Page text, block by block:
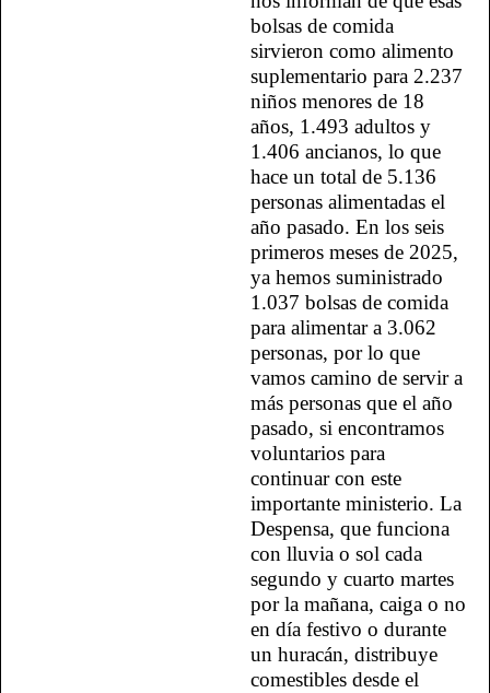
bolsas de comida
sirvieron como alimento
suplementario para 2.237
niños menores de 18
años, 1.493 adultos y
1.406 ancianos, lo que
hace un total de 5.136
personas alimentadas el
año pasado. En los seis
primeros meses de 2025,
ya hemos suministrado
1.037 bolsas de comida
para alimentar a 3.062
personas, por lo que
vamos camino de servir a
más personas que el año
pasado, si encontramos
voluntarios para
continuar con este
importante ministerio. La
Despensa, que funciona
con lluvia o sol cada
segundo y cuarto martes
por la mañana, caiga o no
en día festivo o durante
un huracán, distribuye
comestibles desde el